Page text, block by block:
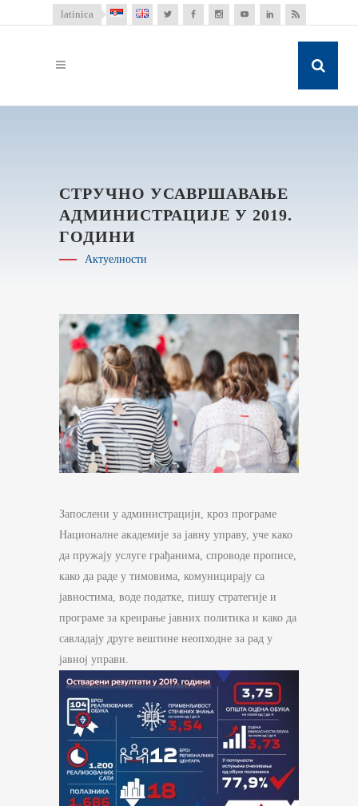
latinica
СТРУЧНО УСАВРШАВАЊЕ
АДМИНИСТРАЦИЈЕ У 2019.
ГОДИНИ
Актуелности
Запослени у администрацији, кроз програме
Националне академије за јавну управу, уче како
да пружају услуге грађанима, спроводе прописе,
како да раде у тимовима, комуницирају са
јавностима, воде податке, пишу стратегије и
програме за креирање јавних политика и како да
савладају друге вештине неопходне за рад у
јавној управи.